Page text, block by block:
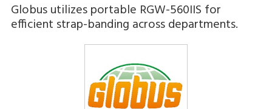
Globus utilizes portable RGW-560IIS for
efficient strap-banding across departments.